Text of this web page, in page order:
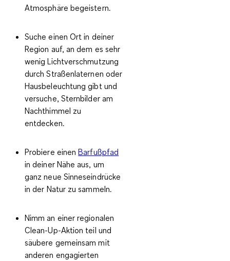
Atmosphäre begeistern.
Suche einen Ort in deiner
Region auf, an dem es sehr
wenig Lichtverschmutzung
durch Straßenlaternen oder
Hausbeleuchtung gibt und
versuche, Sternbilder am
Nachthimmel zu
entdecken.
Probiere einenBarfußpfad
in deiner Nähe aus, um
ganz neue Sinneseindrücke
in der Natur zu sammeln.
Nimm an einer regionalen
Clean-Up-Aktion teil und
säubere gemeinsam mit
anderen engagierten